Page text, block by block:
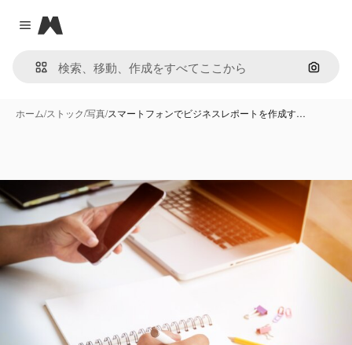
Close menu
Magnific
画像で
ホーム/ストック/写真/スマートフォンでビジネスレポートを作成す…